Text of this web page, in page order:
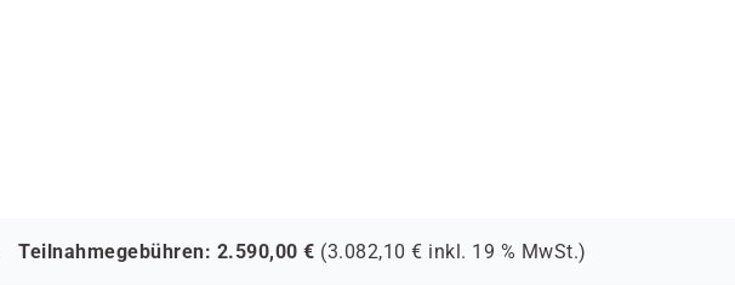
Teilnahmegebühren: 2.590,00 € (3.082,10 € inkl. 19 % MwSt.)